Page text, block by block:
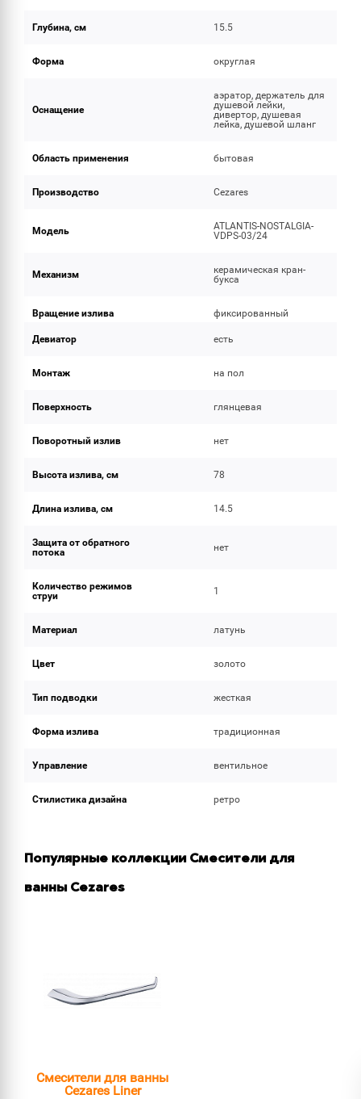
Глубина, см 15.5
Форма округлая
Оснащение
аэратор, держатель для
душевой лейки,
дивертор, душевая
лейка, душевой шланг
Область применения бытовая
Производство Cezares
Модель
ATLANTIS-NOSTALGIA-
VDPS-03/24
Механизм
керамическая кран-
букса
Вращение излива фиксированный
Девиатор есть
Монтаж на пол
Поверхность глянцевая
Поворотный излив нет
Высота излива, см 78
Длина излива, см 14.5
Защита от обратного
потока
нет
Количество режимов
струи
1
Материал латунь
Цвет золото
Тип подводки жесткая
Форма излива традиционная
Управление вентильное
Стилистика дизайна ретро
Популярные коллекции Смесители для
ванны Cezares
Смесители для ванны
Cezares Liner